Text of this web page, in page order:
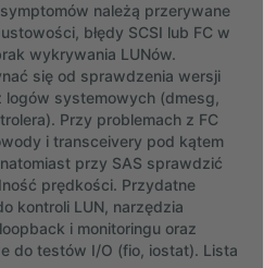
należą przerywane
błędy SCSI lub FC w
wykrywania LUNów.
się od sprawdzenia wersji
systemowych (dmesg,
Przy problemach z FC
i transceivery pod kątem
przy SAS sprawdzić
prędkości. Przydatne
kontroli LUN, narzędzia
i monitoringu oraz
do testów I/O (fio, iostat). Lista